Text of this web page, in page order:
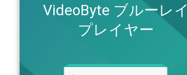
VideoByte ブルーレイ
プレイヤー